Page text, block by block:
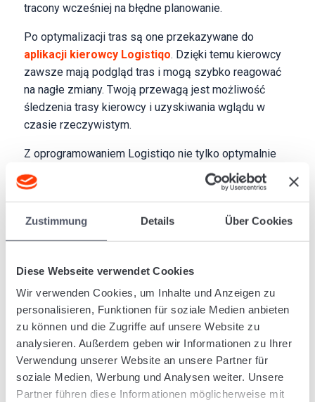
Zustimmung Details Über Cookies
Diese Webseite verwendet Cookies
Wir verwenden Cookies, um Inhalte und Anzeigen zu
personalisieren, Funktionen für soziale Medien anbieten
zu können und die Zugriffe auf unsere Website zu
analysieren. Außerdem geben wir Informationen zu Ihrer
Verwendung unserer Website an unsere Partner für
soziale Medien, Werbung und Analysen weiter. Unsere
Partner führen diese Informationen möglicherweise mit
tracony wcześniej na błędne planowanie.
Po optymalizacji tras są one przekazywane do
aplikacji kierowcy Logistiqo. Dzięki temu kierowcy
zawsze mają podgląd tras i mogą szybko reagować
na nagłe zmiany. Twoją przewagą jest możliwość
śledzenia trasy kierowcy i uzyskiwania wglądu w
czasie rzeczywistym.
Z oprogramowaniem Logistiqo nie tylko optymalnie
zaplanujesz trasy — wykorzystasz je również do
obsługi
magazynem.
Dodatkowo system umożliwia profesjonalne
zarządzanie sprzętem załadunkowym , lokalizację
kierowców przez GPS orazzarządzanie
Księgowośćtakże może być realizowana w
Logistiqo. System oferuje ponadto funkcje
wczesnego wykrywania trendówi szybkiego
reagowania. Dziękidanym w czasie rzeczywistym
różnym narzędziom analitycznym Logistiqo dostarcza
precyzyjnych informacji.